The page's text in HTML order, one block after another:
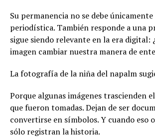
Su permanencia no se debe únicamente
periodística. También responde a una
sigue siendo relevante en la era digital:
imagen cambiar nuestra manera de
La fotografía de la niña del napalm
Porque algunas imágenes trascienden
que fueron tomadas. Dejan de ser
convertirse en símbolos. Y cuando eso
sólo registran la historia.